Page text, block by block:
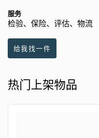
服务
检验、保险、评估、物流
给我找一件
热门上架物品